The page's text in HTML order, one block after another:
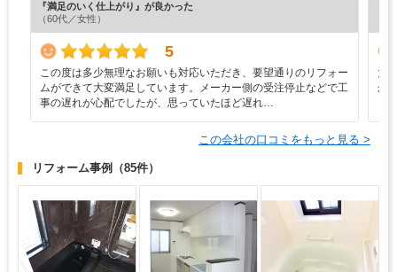
『満足のいく仕上がり』が良かった
（60代／女性）
5
この度は多少無理なお願いも対応いただき、要望通りのリフォー
ムができて大変満足しています。メーカー側の受注停止などで工
事の遅れが心配でしたが、思っていたほど遅れ…
大
か
この会社の口コミをもっと見る >
リフォーム事例 （85件）